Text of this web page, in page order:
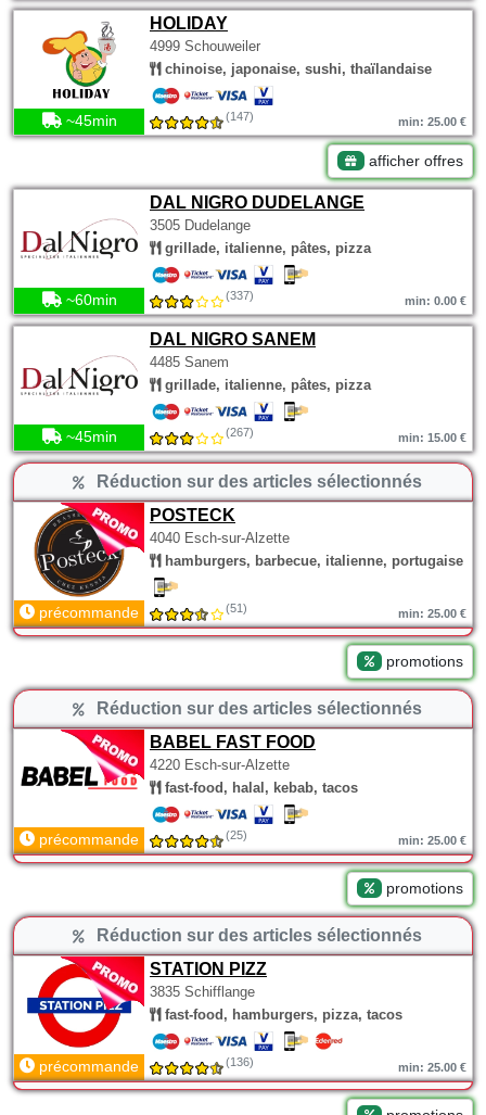
HOLIDAY
4999 Schouweiler
chinoise, japonaise, sushi, thaïlandaise
~45min (147) min: 25.00 €
afficher offres
DAL NIGRO DUDELANGE
3505 Dudelange
grillade, italienne, pâtes, pizza
~60min (337) min: 0.00 €
DAL NIGRO SANEM
4485 Sanem
grillade, italienne, pâtes, pizza
~45min (267) min: 15.00 €
Réduction sur des articles sélectionnés
POSTECK
4040 Esch-sur-Alzette
hamburgers, barbecue, italienne, portugaise
précommande (51) min: 25.00 €
promotions
Réduction sur des articles sélectionnés
BABEL FAST FOOD
4220 Esch-sur-Alzette
fast-food, halal, kebab, tacos
précommande (25) min: 25.00 €
promotions
Réduction sur des articles sélectionnés
STATION PIZZ
3835 Schifflange
fast-food, hamburgers, pizza, tacos
précommande (136) min: 25.00 €